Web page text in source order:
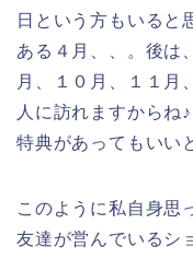
日という方もいると
ある４月、、。後は
月、１０月、１１月
人に訪れますからね
特典があってもいい
このように私自身思
友達が営んでいるシ